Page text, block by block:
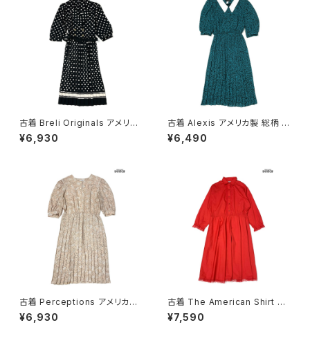
古着 Breli Originals アメリカ
製 ドット柄 ロング丈 長袖 プリ
ーツ ワンピース 黒 (otu26030
¥6,930
古着 Alexis アメリカ製 総柄 ロ
ング丈 長袖 プリーツ ワンピー
ス 緑 (otu2603020)
¥6,490
古着 Perceptions アメリカ製
総柄 ロング丈 長袖 プリーツ ワ
ンピース ピンク ベージュ (otu
¥6,930
古着 The American Shirt Dr
ess アメリカ製 レース 無地 コ
ットン ロング丈 長袖 ワンピース
¥7,590